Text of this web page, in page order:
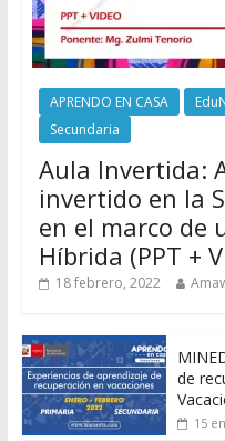
APRENDO EN CASA
Secundaria
Aula Invertida:
invertido en la
en el marco de
Híbrida (PPT +
18 febrero, 2022
de
15